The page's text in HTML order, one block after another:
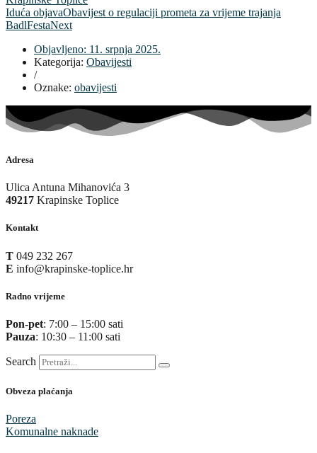
Iduća objavaObavijest o regulaciji prometa za vrijeme trajanja
BadlFestaNext
Objavljeno: 11. srpnja 2025.
Kategorija: Obavijesti
/
Oznake: obavijesti
Adresa
Ulica Antuna Mihanovića 3
49217 Krapinske Toplice
Kontakt
T 049 232 267
E info@krapinske-toplice.hr
Radno vrijeme
Pon-pet: 7:00 – 15:00 sati
Pauza: 10:30 – 11:00 sati
Search
Obveza plaćanja
Poreza
Komunalne naknade